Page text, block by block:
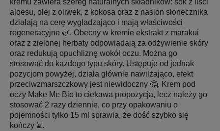
aloesu, olej z oliwek, z kokosa oraz z nasion słonecznika
działają na cerę wygładzająco i mają właściwości
regeneracyjne 🌿. Obecny w kremie ekstrakt z marakui
oraz z zielonej herbaty odpowiadają za odżywienie skóry
oraz redukują opuchliznę wokół oczu. Można go
stosować do każdego typu skóry. Ustępuje od jednak
pozycjom powyżej, działa głównie nawilżająco, efekt
przeciwzmarszczkowy jest niewidoczny 🤔. Krem pod
oczy Make Me Bio to ciekawa propozycja, lecz należy go
stosować 2 razy dziennie, co przy opakowaniu o
pojemności tylko 15 ml sprawia, że dość szybko się
kończy ⌛.